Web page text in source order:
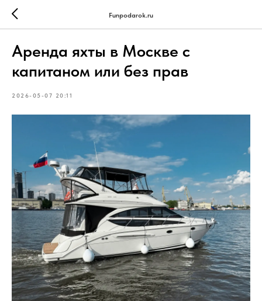
Funpodarok.ru
Аренда яхты в Москве с
капитаном или без прав
2026-05-07 20:11